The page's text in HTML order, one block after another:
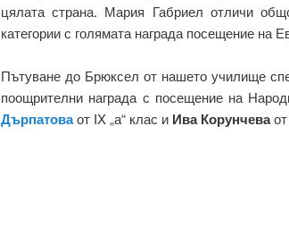
цялата страна. Мария Габриел отличи
категории с голямата награда посещение на
Пътуване до Брюксел от нашето училище
поощрителни награда с посещение на
Дърпатоваот IX „а“ клас и Ива Корунчеваот